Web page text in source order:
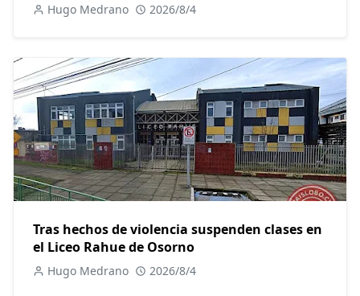
Hugo Medrano 2026/8/4
Tras hechos de violencia suspenden clases en
el Liceo Rahue de Osorno
Hugo Medrano 2026/8/4